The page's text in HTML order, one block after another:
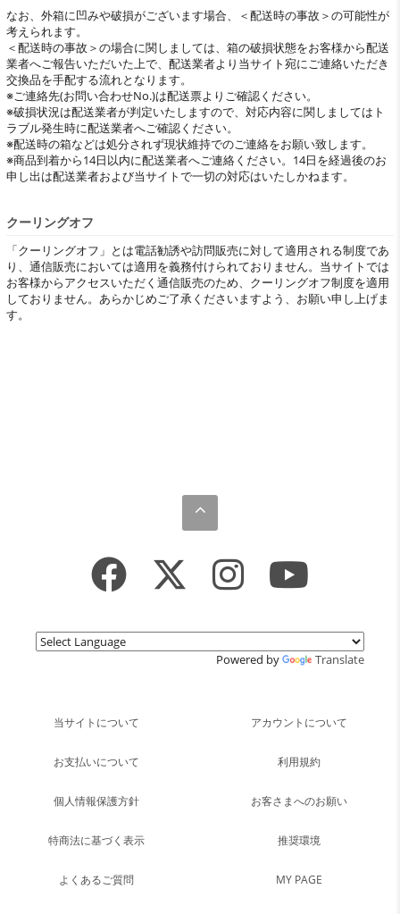
なお、外箱に凹みや破損がございます場合、＜配送時の事故＞の可能性が
考えられます。
＜配送時の事故＞の場合に関しましては、箱の破損状態をお客様から配送
業者へご報告いただいた上で、配送業者より当サイト宛にご連絡いただき
交換品を手配する流れとなります。
※ご連絡先(お問い合わせNo.)は配送票よりご確認ください。
※破損状況は配送業者が判定いたしますので、対応内容に関しましてはト
ラブル発生時に配送業者へご確認ください。
※配送時の箱などは処分されず現状維持でのご連絡をお願い致します。
※商品到着から14日以内に配送業者へご連絡ください。14日を経過後のお
申し出は配送業者および当サイトで一切の対応はいたしかねます。
クーリングオフ
「クーリングオフ」とは電話勧誘や訪問販売に対して適用される制度であ
り、通信販売においては適用を義務付けられておりません。当サイトでは
お客様からアクセスいただく通信販売のため、クーリングオフ制度を適用
しておりません。あらかじめご了承くださいますよう、お願い申し上げま
す。
Powered by Translate
当サイトについて アカウントについて
お支払いについて 利用規約
個人情報保護方針 お客さまへのお願い
特商法に基づく表示 推奨環境
よくあるご質問 MY PAGE